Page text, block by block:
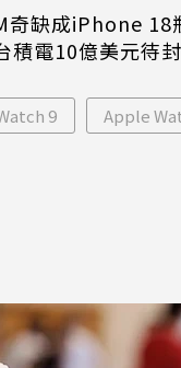
奇缺成iPhone 18
積電10億美元待
9 Apple